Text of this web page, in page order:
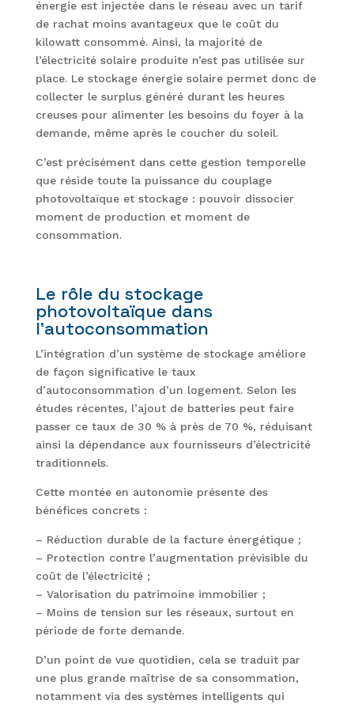
énergie est injectée dans le réseau avec un tarif
de rachat moins avantageux que le coût du
kilowatt consommé. Ainsi, la majorité de
l’électricité solaire produite n’est pas utilisée sur
place. Le stockage énergie solaire permet donc de
collecter le surplus généré durant les heures
creuses pour alimenter les besoins du foyer à la
demande, même après le coucher du soleil.
C’est précisément dans cette gestion temporelle
que réside toute la puissance du couplage
photovoltaïque et stockage : pouvoir dissocier
moment de production et moment de
consommation.
Le rôle du stockage
photovoltaïque dans
l’autoconsommation
L’intégration d’un système de stockage améliore
de façon significative le taux
d’autoconsommation d’un logement. Selon les
études récentes, l’ajout de batteries peut faire
passer ce taux de 30 % à près de 70 %, réduisant
ainsi la dépendance aux fournisseurs d’électricité
traditionnels.
Cette montée en autonomie présente des
bénéfices concrets :
– Réduction durable de la facture énergétique ;
– Protection contre l’augmentation prévisible du
coût de l’électricité ;
– Valorisation du patrimoine immobilier ;
– Moins de tension sur les réseaux, surtout en
période de forte demande.
D’un point de vue quotidien, cela se traduit par
une plus grande maîtrise de sa consommation,
notamment via des systèmes intelligents qui